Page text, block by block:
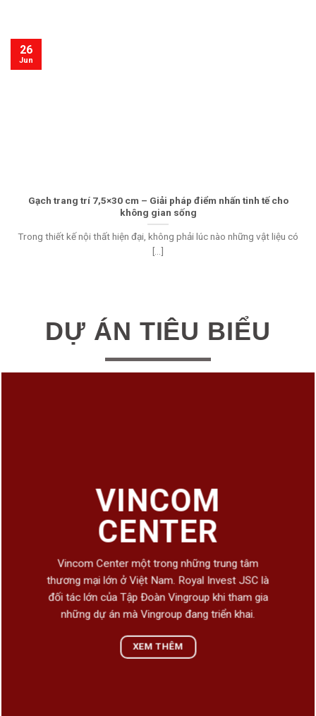
Gạch trang trí 7,5×30 cm – Giải pháp điểm nhấn tinh tế cho
không gian sống
Trong thiết kế nội thất hiện đại, không phải lúc nào những vật liệu có
[...]
26
Jun
DỰ ÁN TIÊU BIỂU
VINCOM
CENTER
Vincom Center một trong những trung tâm
thương mại lớn ở Việt Nam. Royal Invest JSC là
đối tác lớn của Tập Đoàn Vingroup khi tham gia
những dự án mà Vingroup đang triển khai.
XEM THÊM